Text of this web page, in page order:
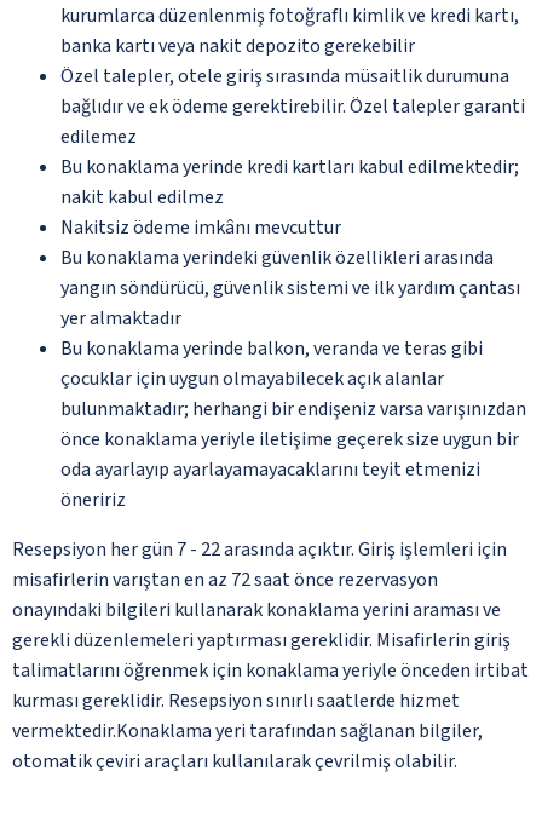
kurumlarca düzenlenmiş fotoğraflı kimlik ve kredi kartı,
banka kartı veya nakit depozito gerekebilir
Özel talepler, otele giriş sırasında müsaitlik durumuna
bağlıdır ve ek ödeme gerektirebilir. Özel talepler garanti
edilemez
Bu konaklama yerinde kredi kartları kabul edilmektedir;
nakit kabul edilmez
Nakitsiz ödeme imkânı mevcuttur
Bu konaklama yerindeki güvenlik özellikleri arasında
yangın söndürücü, güvenlik sistemi ve ilk yardım çantası
yer almaktadır
Bu konaklama yerinde balkon, veranda ve teras gibi
çocuklar için uygun olmayabilecek açık alanlar
bulunmaktadır; herhangi bir endişeniz varsa varışınızdan
önce konaklama yeriyle iletişime geçerek size uygun bir
oda ayarlayıp ayarlayamayacaklarını teyit etmenizi
öneririz
Resepsiyon her gün 7 - 22 arasında açıktır. Giriş işlemleri için
misafirlerin varıştan en az 72 saat önce rezervasyon
onayındaki bilgileri kullanarak konaklama yerini araması ve
gerekli düzenlemeleri yaptırması gereklidir. Misafirlerin giriş
talimatlarını öğrenmek için konaklama yeriyle önceden irtibat
kurması gereklidir. Resepsiyon sınırlı saatlerde hizmet
vermektedir.Konaklama yeri tarafından sağlanan bilgiler,
otomatik çeviri araçları kullanılarak çevrilmiş olabilir.